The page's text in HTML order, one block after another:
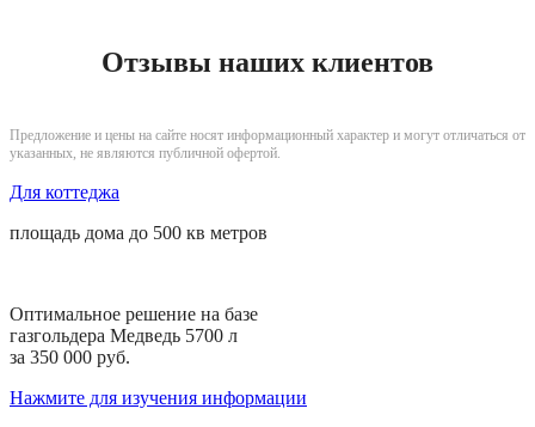
Отзывы наших клиентов
Предложение и цены на сайте носят информационный характер и могут отличаться от
указанных, не являются публичной офертой.
Для коттеджа
площадь дома до 500 кв метров
Оптимальное решение на базе
газгольдера Медведь 5700 л
за 350 000 руб.
Нажмите для изучения информации